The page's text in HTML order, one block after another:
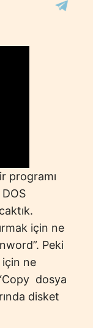
programı
için ne
Peki
için ne
dosya
disket